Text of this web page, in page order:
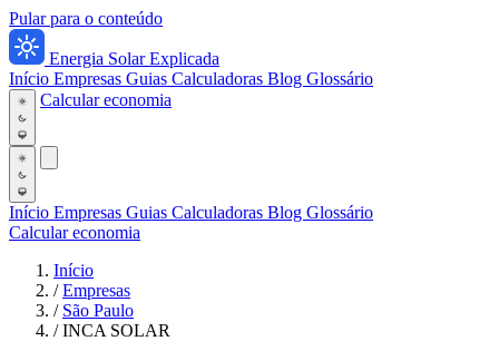
Pular para o conteúdo
Energia Solar Explicada
Início Empresas Guias Calculadoras Blog Glossário
Calcular economia
Início Empresas Guias Calculadoras Blog Glossário
Calcular economia
Início
/ Empresas
/ São Paulo
/ INCA SOLAR